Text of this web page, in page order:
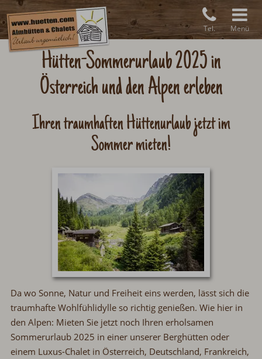
Tel. Menü
Hütten-Sommerurlaub 2025 in
Österreich und den Alpen erleben
Ihren traumhaften Hüttenurlaub jetzt im
Sommer mieten!
Da wo Sonne, Natur und Freiheit eins werden, lässt sich die
traumhafte Wohlfühlidylle so richtig genießen. Wie hier in
den Alpen: Mieten Sie jetzt noch Ihren erholsamen
Sommerurlaub 2025 in einer unserer Berghütten oder
einem Luxus-Chalet in Österreich, Deutschland, Frankreich,